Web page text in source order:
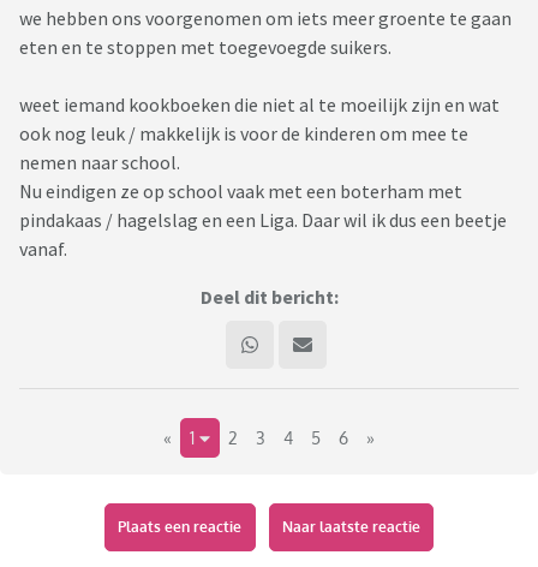
we hebben ons voorgenomen om iets meer groente te gaan
eten en te stoppen met toegevoegde suikers.
weet iemand kookboeken die niet al te moeilijk zijn en wat
ook nog leuk / makkelijk is voor de kinderen om mee te
nemen naar school.
Nu eindigen ze op school vaak met een boterham met
pindakaas / hagelslag en een Liga. Daar wil ik dus een beetje
vanaf.
Deel dit bericht:
« 1 2 3 4 5 6 »
Plaats een reactie Naar laatste reactie